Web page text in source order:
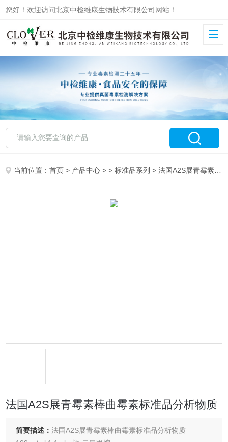
您好！欢迎访问北京中检维康生物技术有限公司网站！
当前位置：首页 > 产品中心 > >标准品系列 > 法国A2S展青霉素棒曲霉素标准品分析物质
法国A2S展青霉素棒曲霉素标准品分析物质
简要描述：法国A2S展青霉素棒曲霉素标准品分析物质